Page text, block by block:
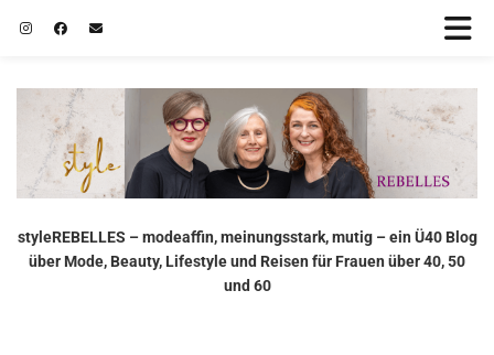
styleREBELLES – modeaffin, meinungsstark, mutig – ein Ü40 Blog
über Mode, Beauty, Lifestyle und Reisen für Frauen über 40, 50
und 60